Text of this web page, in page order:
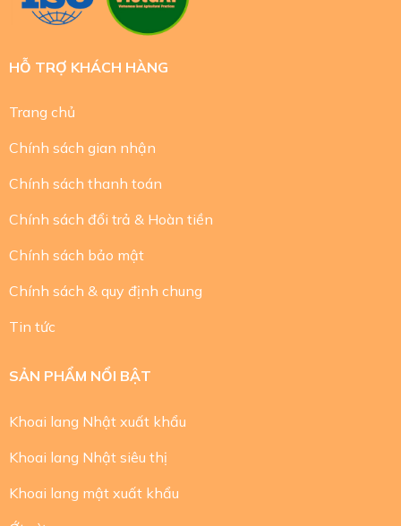
HỖ TRỢ KHÁCH HÀNG
Trang chủ
Chính sách gian nhận
Chính sách thanh toán
Chính sách đổi trả & Hoàn tiền
Chính sách bảo mật
Chính sách & quy định chung
Tin tức
SẢN PHẨM NỔI BẬT
Khoai lang Nhật xuất khẩu
Khoai lang Nhật siêu thị
Khoai lang mật xuất khẩu